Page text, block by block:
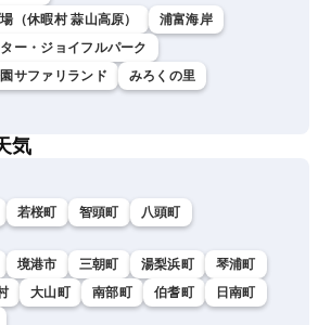
（休暇村 蒜山高原）
浦富海岸
ー・ジョイフルパーク
サファリランド
みろくの里
気
若桜町 智頭町 八頭町
境港市 三朝町 湯梨浜町
琴浦町
大山町 南部町 伯耆町
日南町